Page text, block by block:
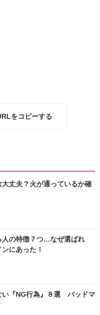
をコピーする
丈夫？火が通っているか確
人の特徴７つ…なぜ選ばれ
にあった！
い『NG行為』８選 バッドマ